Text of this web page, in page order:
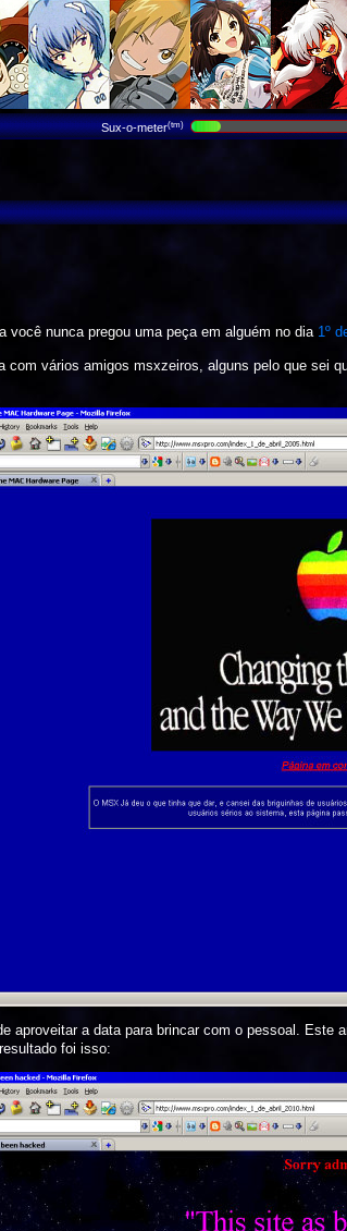
Sux-o-meter(tm)
você nunca pregou uma peça em alguém no dia 1º
com vários amigos msxzeiros, alguns pelo que sei
aproveitar a data para brincar com o pessoal.
foi isso: